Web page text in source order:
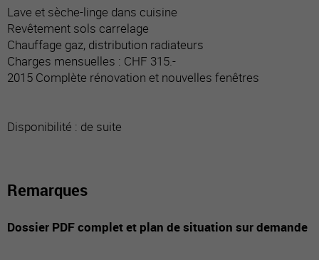
Lave et sèche-linge dans cuisine
Revêtement sols carrelage
Chauffage gaz, distribution radiateurs
Charges mensuelles : CHF 315.-
2015 Complète rénovation et nouvelles fenêtres
Disponibilité : de suite
Remarques
Dossier PDF complet et plan de situation sur demande